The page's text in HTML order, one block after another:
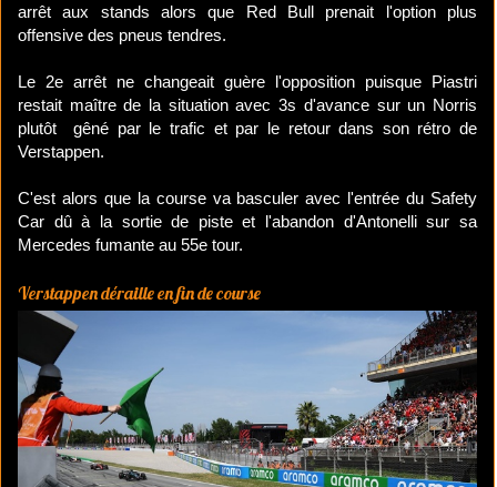
arrêt aux stands alors que Red Bull prenait l'option plus
offensive des pneus tendres.
Le 2e arrêt ne changeait guère l'opposition puisque Piastri
restait maître de la situation avec 3s d'avance sur un Norris
plutôt gêné par le trafic et par le retour dans son rétro de
Verstappen.
C'est alors que la course va basculer avec l'entrée du Safety
Car dû à la sortie de piste et l'abandon d'Antonelli sur sa
Mercedes fumante au 55e tour.
Verstappen déraille en fin de course